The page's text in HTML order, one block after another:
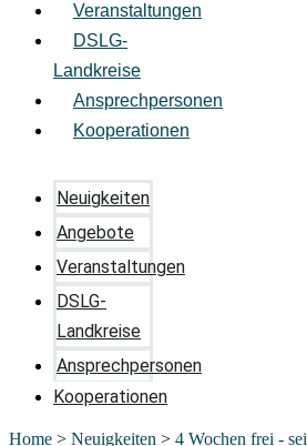
Veranstaltungen
DSLG-
Landkreise
Ansprechpersonen
Kooperationen
Neuigkeiten
Angebote
Veranstaltungen
DSLG-
Landkreise
Ansprechpersonen
Kooperationen
Home > Neuigkeiten > 4 Wochen frei - sei